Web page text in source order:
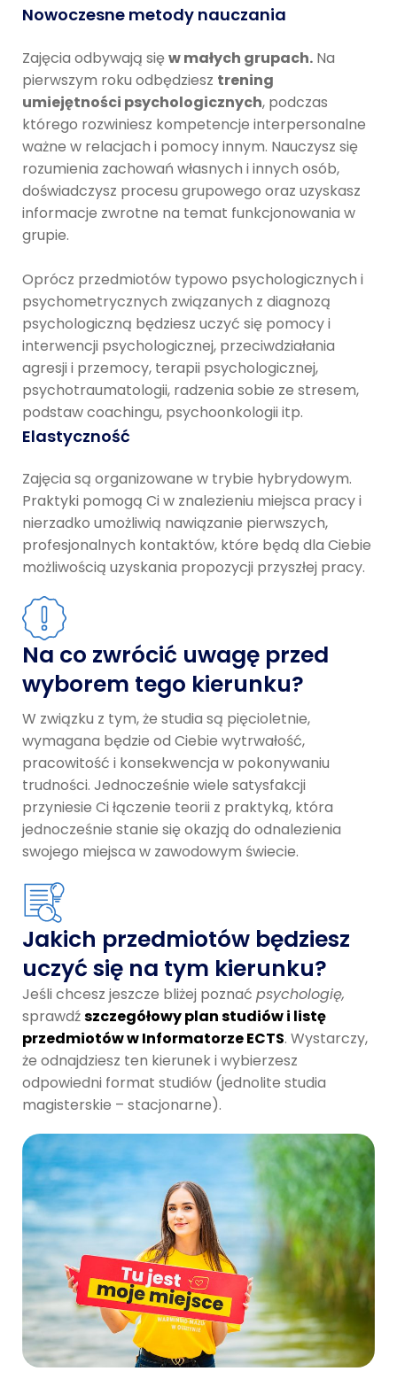
Nowoczesne metody nauczania
Zajęcia odbywają sięw małych grupach. Na
pierwszym roku odbędziesz trening
umiejętności psychologicznych, podczas
którego rozwiniesz kompetencje interpersonalne
ważne w relacjach i pomocy innym. Nauczysz się
rozumienia zachowań własnych i innych osób,
doświadczysz procesu grupowego oraz uzyskasz
informacje zwrotne na temat funkcjonowania w
grupie.
Oprócz przedmiotów typowo psychologicznych i
psychometrycznych związanych z diagnozą
psychologiczną będziesz uczyć się pomocy i
interwencji psychologicznej, przeciwdziałania
agresji i przemocy, terapii psychologicznej,
psychotraumatologii, radzenia sobie ze stresem,
podstaw coachingu, psychoonkologii itp.
Elastyczność
Zajęcia są organizowane w trybie hybrydowym.
Praktyki pomogą Ci w znalezieniu miejsca pracy i
nierzadko umożliwią nawiązanie pierwszych,
profesjonalnych kontaktów, które będą dla Ciebie
możliwością uzyskania propozycji przyszłej pracy.
Na co zwrócić uwagę przed
wyborem tego kierunku?
W związku z tym, że studia są pięcioletnie,
wymagana będzie od Ciebie wytrwałość,
pracowitość i konsekwencja w pokonywaniu
trudności. Jednocześnie wiele satysfakcji
przyniesie Ci łączenie teorii z praktyką, która
jednocześnie stanie się okazją do odnalezienia
swojego miejsca w zawodowym świecie.
Jakich przedmiotów będziesz
uczyć się na tym kierunku?
Jeśli chcesz jeszcze bliżej poznać psychologię,
sprawdźszczegółowy plan studiów i listę
przedmiotów w Informatorze ECTS. Wystarczy,
że odnajdziesz ten kierunek i wybierzesz
odpowiedni format studiów (jednolite studia
magisterskie – stacjonarne).